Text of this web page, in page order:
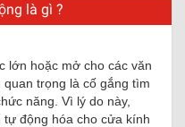
là gì ?
lớn hoặc mở cho các văn
trọng là cố gắng tìm
năng. Vì lý do này,
động hóa cho cửa kính